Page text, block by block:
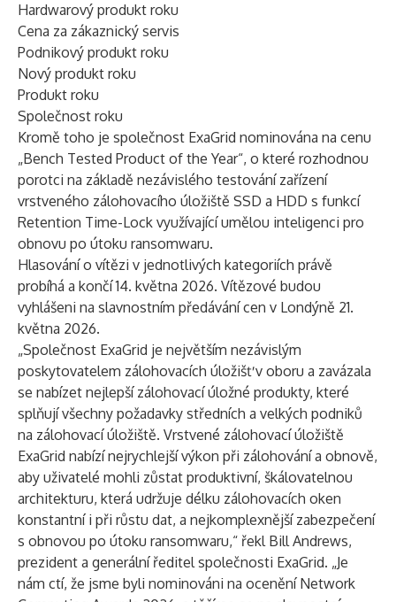
Hardwarový produkt roku
Cena za zákaznický servis
Podnikový produkt roku
Nový produkt roku
Produkt roku
Společnost roku
Kromě toho je společnost ExaGrid nominována na cenu
„Bench Tested Product of the Year“, o které rozhodnou
porotci na základě nezávislého testování zařízení
vrstveného zálohovacího úložiště SSD a HDD s funkcí
Retention Time-Lock využívající umělou inteligenci pro
obnovu po útoku ransomwaru.
Hlasovánío vítězi v jednotlivých kategoriích právě
probíhá a končí 14. května 2026. Vítězové budou
vyhlášeni na slavnostním předávání cen v Londýně 21.
května 2026.
„Společnost ExaGrid je největším nezávislým
poskytovatelem zálohovacích úložišť v oboru a zavázala
se nabízet nejlepší zálohovací úložné produkty, které
splňují všechny požadavky středních a velkých podniků
na zálohovací úložiště. Vrstvené zálohovací úložiště
ExaGrid nabízí nejrychlejší výkon při zálohování a obnově,
aby uživatelé mohli zůstat produktivní, škálovatelnou
architekturu, která udržuje délku zálohovacích oken
konstantní i při růstu dat, a nejkomplexnější zabezpečení
s obnovou po útoku ransomwaru,“ řekl Bill Andrews,
prezident a generální ředitel společnosti ExaGrid. „Je
nám ctí, že jsme byli nominováni na ocenění Network